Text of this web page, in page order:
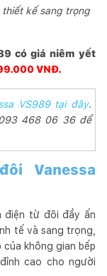
thiết kế sang trọng
có giá niêm yết
VNĐ.
VS989 tại đây.
468 06 36 để
Vanessa
điện từ đôi đầy ấn
tế và sang trọng,
của không gian bếp
cao cho người